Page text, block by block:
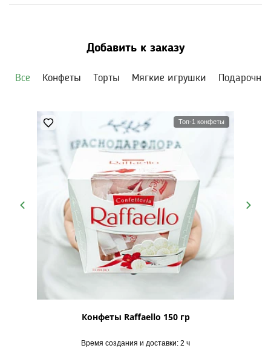
Добавить к заказу
Все Конфеты Торты Мягкие игрушки
Топ-1 конфеты
Конфеты Raffaello 150 гр
Время создания и доставки: 2 ч